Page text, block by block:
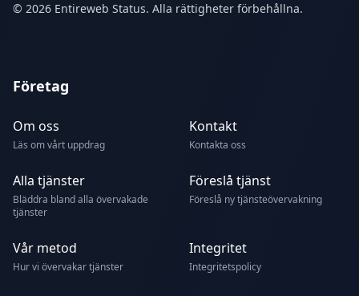
© 2026 Entireweb Status. Alla rättigheter förbehållna.
Företag
Om oss
Läs om vårt uppdrag
Kontakt
Kontakta oss
Alla tjänster
Bläddra bland alla övervakade
tjänster
Föreslå tjänst
Föreslå ny tjänsteövervakning
Vår metod
Hur vi övervakar tjänster
Integritet
Integritetspolicy